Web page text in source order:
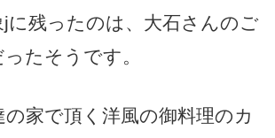
jに残ったのは、大石さんのご
たそうです。
家で頂く洋風の御料理のカ